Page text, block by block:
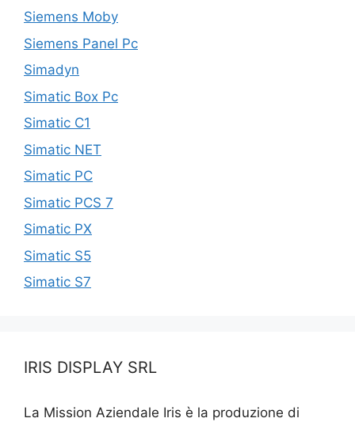
Siemens Moby
Siemens Panel Pc
Simadyn
Simatic Box Pc
Simatic C1
Simatic NET
Simatic PC
Simatic PCS 7
Simatic PX
Simatic S5
Simatic S7
IRIS DISPLAY SRL
La Mission Aziendale Iris è la produzione di